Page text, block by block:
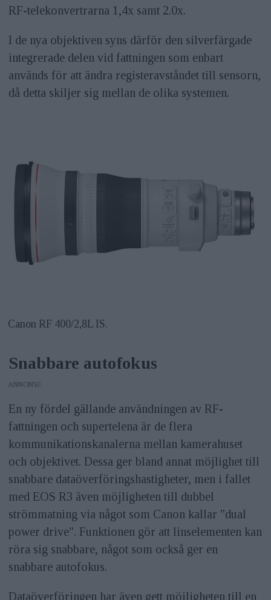
RF-telekonvertrarna 1,4x samt 2.0x.
I de nya objektiven syns därför den silverfärgade
integrerade delen vid fattningen som enbart
används för att ändra registeravståndet till sensorn,
då detta skiljer sig mellan de olika systemen.
Canon RF 400/2,8L IS.
Snabbare autofokus
ANNONS
En ny fördel gällande användningen av RF-
fattningen och supertelena är de flera
kommunikationskanalerna mellan kamerahuset
och objektivet. Dessa ger bland annat möjlighet till
snabbare dataöverföringshastigheter, men i fallet
med EOS R3 även möjligheten till dubbel
strömmatning via något som Canon kallar "dual
power drive". Funktionen gör att linselementen kan
röra sig snabbare, något som också ger en
snabbare autofokus.
Dataöverföringen har även gett möjligheten till en